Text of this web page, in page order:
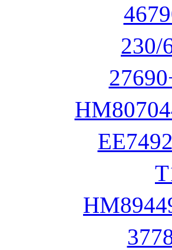
230/